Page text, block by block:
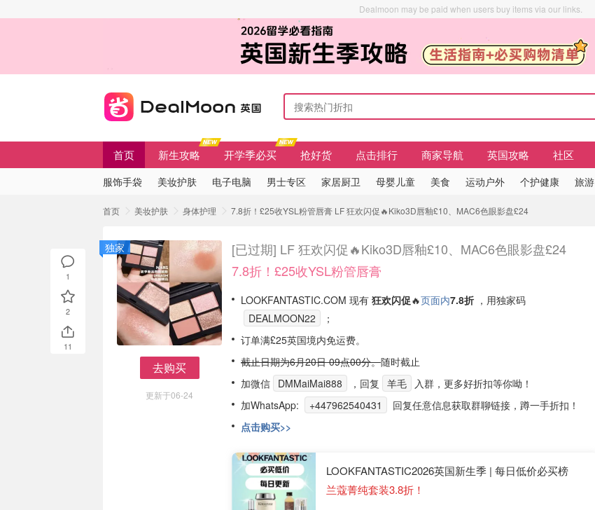
Dealmoon may be paid when users buy items via our links.
首页 新生攻略 开学季必买 抢好货 点击排行 商家导航 英国攻略 社区
服饰手袋 美妆护肤 电子电脑 男士专区 家居厨卫 母婴儿童 美食 运动户外 个护健康 旅游
首页 美妆护肤 身体护理 7.8折！£25收YSL粉管唇膏 LF 狂欢闪促🔥Kiko3D唇釉£10、MAC6色眼影盘£24
去购买
更新于06-24
独家 [已过期] LF 狂欢闪促🔥Kiko3D唇釉£10、MAC6色眼影盘£24
7.8折！£25收YSL粉管唇膏
LOOKFANTASTIC.COM 现有 狂欢闪促🔥页面内7.8折 ，用独家码
DEALMOON22
；
订单满£25英国境内免运费。
截止日期为6月20日 09点00分。随时截止
加微信 DMMaiMai888 ，回复 羊毛
入群，更多好折扣等你呦！
加WhatsApp:
+447962540431
回复任意信息获取群聊链接，蹲一手折扣！
点击购买>>
LOOKFANTASTIC2026英国新生季 | 每日低价必买榜
兰蔻菁纯套装3.8折！
1
2
11